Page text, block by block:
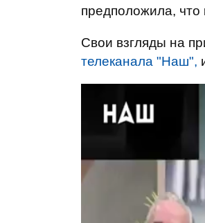
предположила,
Свои взгляды на
телеканала "Наш",